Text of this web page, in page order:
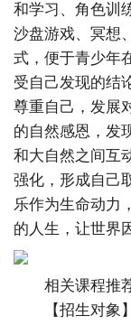
和学习、角色训
沙盘游戏、冥想
式，便于青少年
受自己发现的结
尊重自己，发展
的自然感恩，发
和大自然之间互
强化，形成自己
乐作为生命动力
的人生，让世界
相关课程推
【招生对象